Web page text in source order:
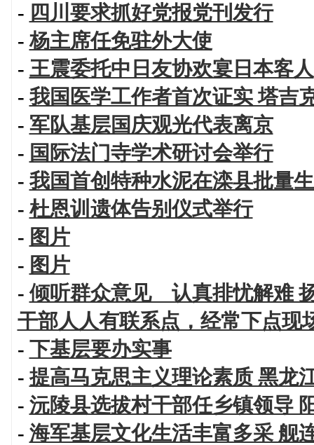
- 四川要求抓好党报党刊发行
-杨主席任免驻外大使
- 王震委托中日友协欢宴日本客人
- 我国医学工作者首次证实 塔吉
- 军队基层国庆观光代表离京
- 国际法门寺学术研讨会举行
- 我国首创特种水泥在滦县批量
- 杜恩训遗体告别仪式举行
- 图片
- 图片
-倾听群众意见 认真排忧解难
干部人人有联系点，经常下点现
- 下基层要办实事
-提高马克思主义理论素质 黑龙
- 沅陵县选拔村干部任乡镇领导
- 海军基层文化生活丰富多采 舰